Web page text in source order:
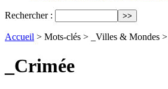
Rechercher :
Accueil > Mots-clés > _Villes & Mondes >
_Crimée